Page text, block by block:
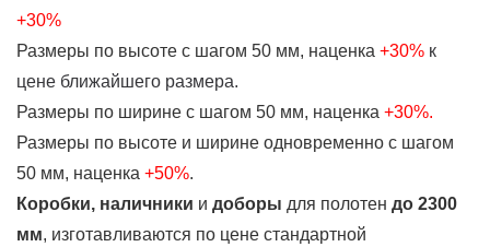
+30%
Размеры по высоте с шагом 50 мм, наценка +30% к
цене ближайшего размера.
Размеры по ширине с шагом 50 мм, наценка +30%.
Размеры по высоте и ширине одновременно с шагом
50 мм, наценка +50%.
Коробки, наличники и доборы для полотен до 2300
мм, изготавливаются по цене стандартной